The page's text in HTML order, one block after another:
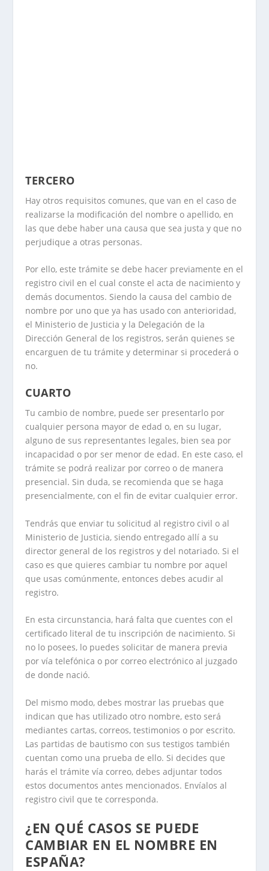
TERCERO
Hay otros requisitos comunes, que van en el caso de
realizarse la modificación del nombre o apellido, en
las que debe haber una causa que sea justa y que no
perjudique a otras personas.
Por ello, este trámite se debe hacer previamente en el
registro civil en el cual conste el acta de nacimiento y
demás documentos. Siendo la causa del cambio de
nombre por uno que ya has usado con anterioridad,
el Ministerio de Justicia y la Delegación de la
Dirección General de los registros, serán quienes se
encarguen de tu trámite y determinar si procederá o
no.
CUARTO
Tu cambio de nombre, puede ser presentarlo por
cualquier persona mayor de edad o, en su lugar,
alguno de sus representantes legales, bien sea por
incapacidad o por ser menor de edad. En este caso, el
trámite se podrá realizar por correo o de manera
presencial. Sin duda, se recomienda que se haga
presencialmente, con el fin de evitar cualquier error.
Tendrás que enviar tu solicitud al registro civil o al
Ministerio de Justicia, siendo entregado allí a su
director general de los registros y del notariado. Si el
caso es que quieres cambiar tu nombre por aquel
que usas comúnmente, entonces debes acudir al
registro.
En esta circunstancia, hará falta que cuentes con el
certificado literal de tu inscripción de nacimiento. Si
no lo posees, lo puedes solicitar de manera previa
por vía telefónica o por correo electrónico al juzgado
de donde nació.
Del mismo modo, debes mostrar las pruebas que
indican que has utilizado otro nombre, esto será
mediantes cartas, correos, testimonios o por escrito.
Las partidas de bautismo con sus testigos también
cuentan como una prueba de ello. Si decides que
harás el trámite vía correo, debes adjuntar todos
estos documentos antes mencionados. Envíalos al
registro civil que te corresponda.
¿EN QUÉ CASOS SE PUEDE
CAMBIAR EN EL NOMBRE EN
ESPAÑA?